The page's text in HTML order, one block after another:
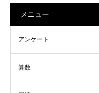
メニュー
アンケート
算数